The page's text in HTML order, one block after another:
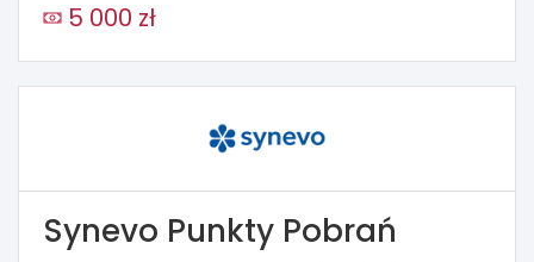
5 000 zł
Synevo Punkty Pobrań